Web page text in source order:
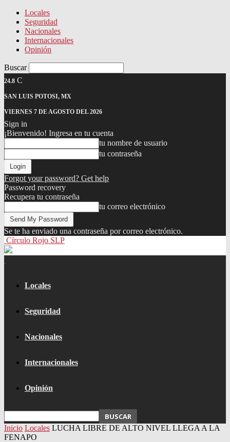
Locales
Seguridad
Nacionales
Internacionales
Opinión
Buscar
24.8 C
SAN LUIS POTOSI, MX
VIERNES 7 DE AGOSTO DEL 2026
Sign in
¡Bienvenido! Ingresa en tu cuenta
tu nombre de usuario
tu contraseña
Forgot your password? Get help
Password recovery
Recupera tu contraseña
tu correo electrónico
Se te ha enviado una contraseña por correo electrónico.
Círculo Rojo SLP
Locales
Seguridad
Nacionales
Internacionales
Opinión
Inicio Locales LUCHA LIBRE DE ALTO NIVEL LLEGA A LA
FENAPO